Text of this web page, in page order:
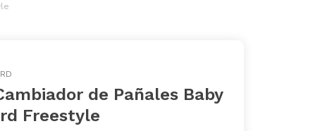
de Pañales Baby
Freestyle